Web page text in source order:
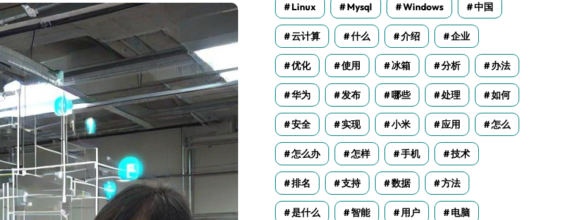
Linux Mysql Windows 中国
云计算 什么 介绍 企业
优化 使用 冰箱 分析 办法
华为 发布 哪些 处理 如何
安全 实现 小米 应用 怎么
怎么办 怎样 手机 技术
排名 支持 数据 方法
是什么 智能 用户 电脑